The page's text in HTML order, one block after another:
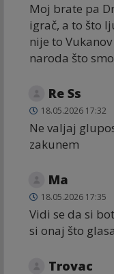
Moj brate pa
igrač, a to što
nije to
naroda što
Re Ss
18.05.2026 17:32
Ne valjaj
zakunem
Ma
18.05.2026 17:35
Vidi se da si
si onaj što
Trovac